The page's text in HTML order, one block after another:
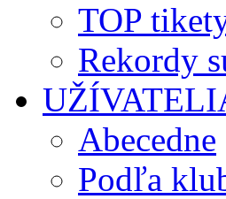
TOP
Rekordy
Abecedne
Podľa